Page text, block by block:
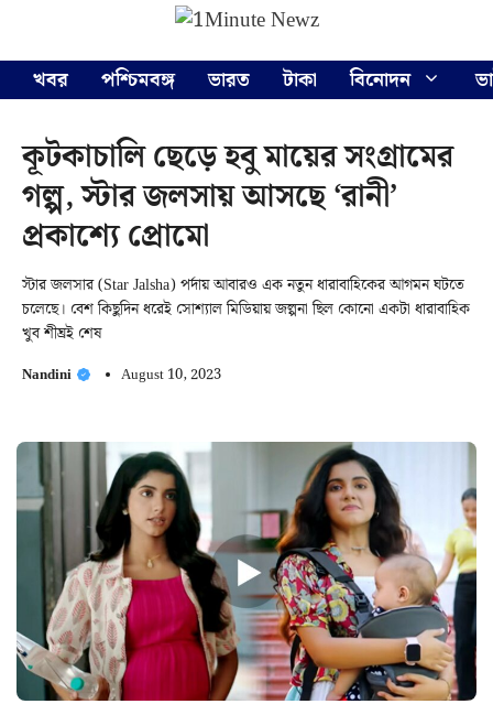
content
খবর
পশ্চিমবঙ্গ ভারত টাকা বিনোদন
কূটকাচালি ছেড়ে হবু মায়ের সংগ্রামের
গল্প, স্টার জলসায় আসছে ‘রানী’
প্রকাশ্যে প্রোমো
স্টার জলসার (Star Jalsha) পর্দায় আবারও এক নতুন ধারাবাহিকের আগমন ঘটতে
চলেছে। বেশ কিছুদিন ধরেই সোশ্যাল মিডিয়ায় জল্পনা ছিল কোনো একটা ধারাবাহিক
খুব শীঘ্রই শেষ
Nandini August 10, 2023